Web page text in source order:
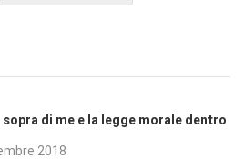
di me e la legge morale dentro
2018